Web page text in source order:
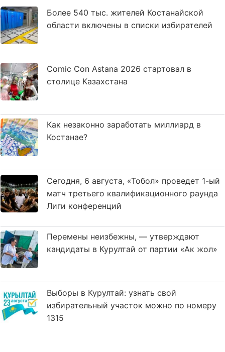
Более 540 тыс. жителей Костанайской
области включены в списки избирателей
Comic Con Astana 2026 стартовал в
столице Казахстана
Как незаконно заработать миллиард в
Костанае?
Сегодня, 6 августа, «Тобол» проведет 1-ый
матч третьего квалификационного раунда
Лиги конференций
Перемены неизбежны, — утверждают
кандидаты в Курултай от партии «Ак жол»
Выборы в Курултай: узнать свой
избирательный участок можно по номеру
1315